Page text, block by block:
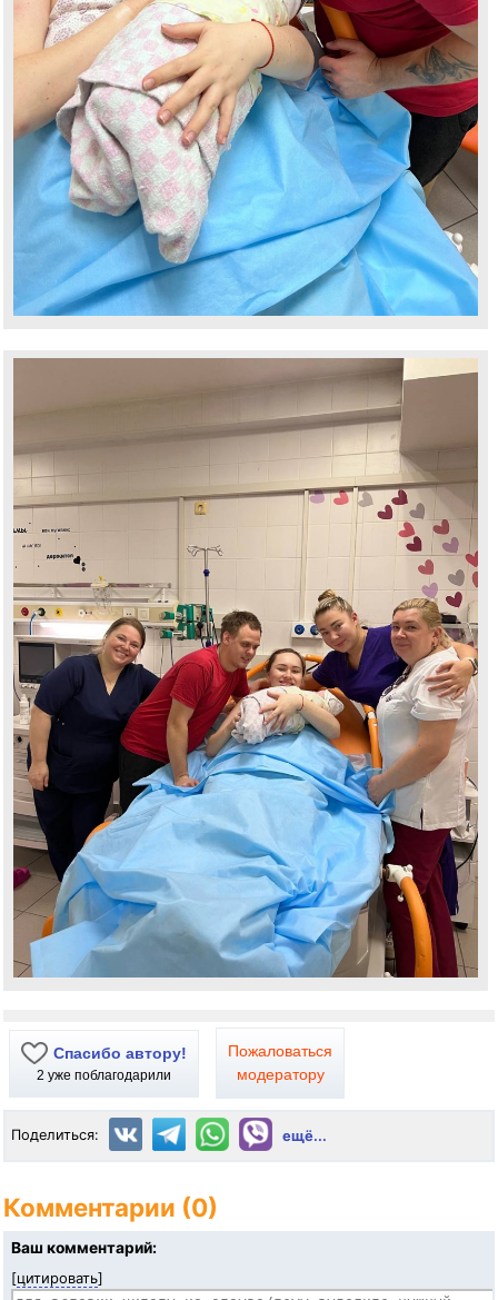
Спасибо автору!
2 уже поблагодарили
Пожаловаться
модератору
Поделиться: ещё...
Комментарии (0)
Ваш комментарий:
[цитировать]